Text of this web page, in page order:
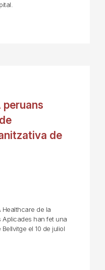
peruans
de
Healthcare de la
Aplicades han fet una
el 10 de juliol